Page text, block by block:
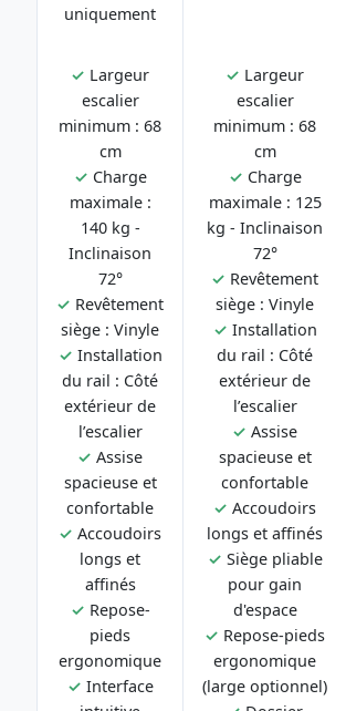
uniquement
✓ Largeur
escalier
minimum : 68
cm
✓ Charge
maximale :
140 kg -
Inclinaison
72°
✓ Revêtement
siège : Vinyle
✓ Installation
du rail : Côté
extérieur de
l’escalier
✓ Assise
spacieuse et
confortable
✓ Accoudoirs
longs et
affinés
✓ Repose-
pieds
ergonomique
✓ Interface
✓ Largeur
escalier
minimum : 68
cm
✓ Charge
maximale : 125
kg - Inclinaison
72°
✓ Revêtement
siège : Vinyle
✓ Installation
du rail : Côté
extérieur de
l’escalier
✓ Assise
spacieuse et
confortable
✓ Accoudoirs
longs et affinés
✓ Siège pliable
pour gain
d'espace
✓ Repose-pieds
ergonomique
(large optionnel)